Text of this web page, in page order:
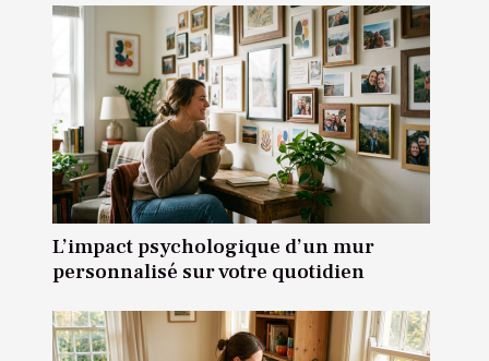
L’impact psychologique d’un mur
personnalisé sur votre quotidien